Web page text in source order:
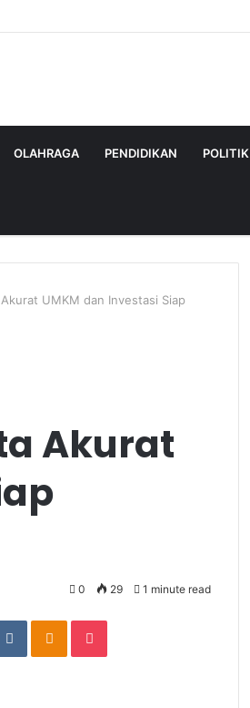
OLAHRAGA PENDIDIKAN POLITIK
UMKM dan Investasi Siap
Akurat
0 29 1 minute read
VKontakteOdnoklassniki
Pocket